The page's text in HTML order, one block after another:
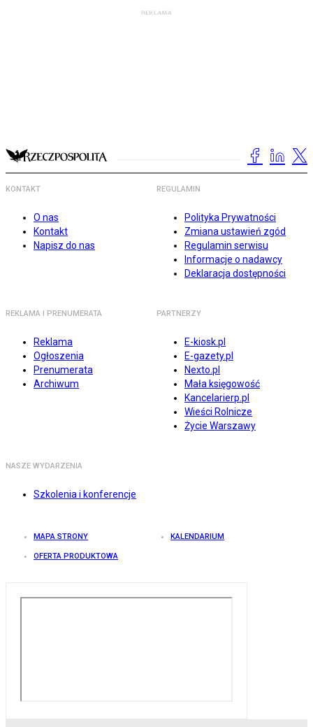
KONTAKT
O nas
Kontakt
Napisz do nas
REGULAMIN
Polityka Prywatności
Zmiana ustawień zgód
Regulamin serwisu
Informacje o nadawcy
Deklaracja dostępności
REKLAMA I PRENUMERATA
Reklama
Ogłoszenia
Prenumerata
Archiwum
PARTNERZY
E-kiosk.pl
E-gazety.pl
Nexto.pl
Mała księgowość
Kancelarierp.pl
Wieści Rolnicze
Życie Warszawy
NASZE WYDARZENIA
Szkolenia i konferencje
MAPA STRONY KALENDARIUM
OFERTA PRODUKTOWA